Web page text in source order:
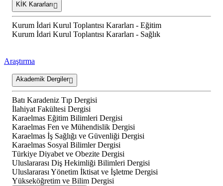
KİK Kararları
Kurum İdari Kurul Toplantısı Kararları - Eğitim
Kurum İdari Kurul Toplantısı Kararları - Sağlık
Araştırma
Akademik Dergiler
Batı Karadeniz Tıp Dergisi
İlahiyat Fakültesi Dergisi
Karaelmas Eğitim Bilimleri Dergisi
Karaelmas Fen ve Mühendislik Dergisi
Karaelmas İş Sağlığı ve Güvenliği Dergisi
Karaelmas Sosyal Bilimler Dergisi
Türkiye Diyabet ve Obezite Dergisi
Uluslararası Diş Hekimliği Bilimleri Dergisi
Uluslararası Yönetim İktisat ve İşletme Dergisi
Yükseköğretim ve Bilim Dergisi